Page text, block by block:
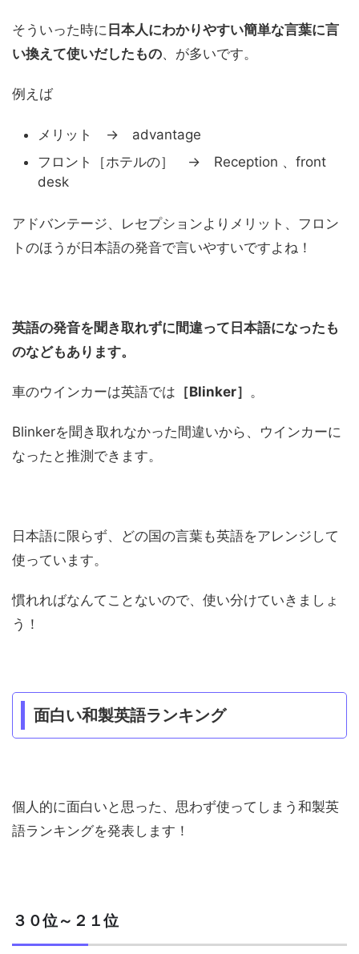
そういった時に 日本人にわかりやすい簡単な言葉に言
い換えて使いだしたもの、が多いです。
例えば
メリット → advantage
フロント［ホテルの］ → Reception 、front
desk
アドバンテージ、レセプションよりメリット、フロン
トのほうが日本語の発音で言いやすいですよね！
英語の発音を聞き取れずに間違って日本語になったも
のなどもあります。
車のウインカーは英語では ［Blinker］ 。
Blinkerを聞き取れなかった間違いから、ウインカーに
なったと推測できます。
日本語に限らず、どの国の言葉も英語をアレンジして
使っています。
慣れればなんてことないので、使い分けていきましょ
う！
面白い和製英語ランキング
個人的に面白いと思った、思わず使ってしまう和製英
語ランキングを発表します！
３０位～２１位